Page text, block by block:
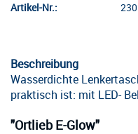
Artikel-Nr.:
Beschreibung
Wasserdichte
praktisch ist: mit LED-
"Ortlieb E-Glow"